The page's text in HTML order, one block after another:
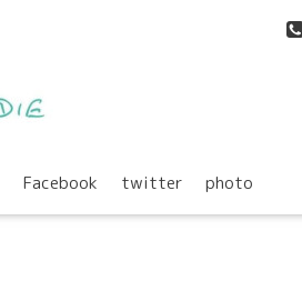
Facebook twitter photo